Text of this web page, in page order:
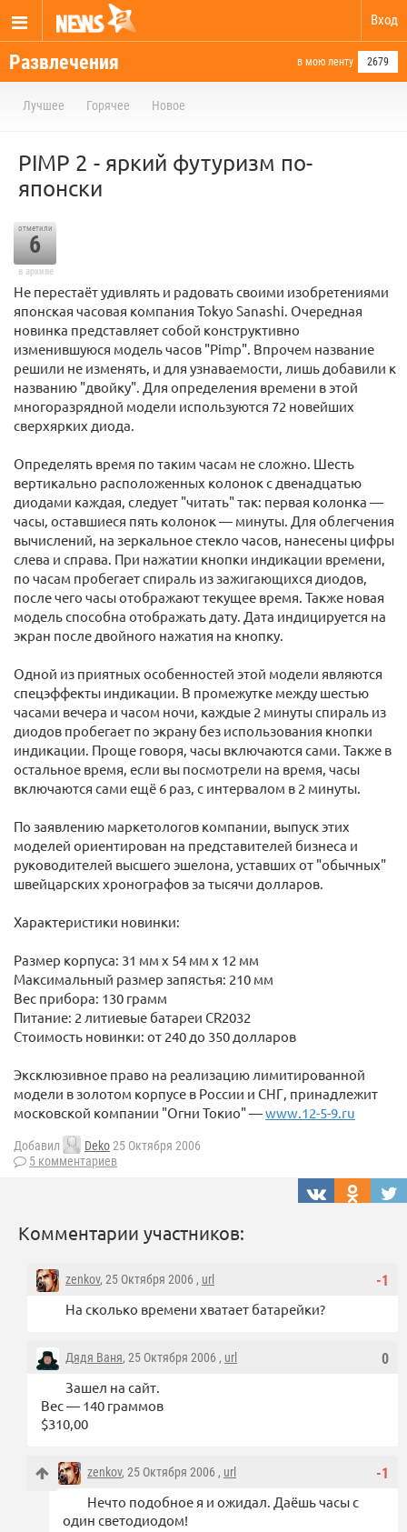
Вход
Развлечения в мою ленту 2679
Лучшее Горячее Новое
PIMP 2 - яркий футуризм по-
японски
отметили
6
в архиве
Не перестаёт удивлять и радовать своими изобретениями
японская часовая компания Tokyo Sanashi. Очередная
новинка представляет собой конструктивно
изменившуюся модель часов "Pimp". Впрочем название
решили не изменять, и для узнаваемости, лишь добавили к
названию "двойку". Для определения времени в этой
многоразрядной модели используются 72 новейших
сверхярких диода.
Определять время по таким часам не сложно. Шесть
вертикально расположенных колонок с двенадцатью
диодами каждая, следует "читать" так: первая колонка —
часы, оставшиеся пять колонок — минуты. Для облегчения
вычислений, на зеркальное стекло часов, нанесены цифры
слева и справа. При нажатии кнопки индикации времени,
по часам пробегает спираль из зажигающихся диодов,
после чего часы отображают текущее время. Также новая
модель способна отображать дату. Дата индицируется на
экран после двойного нажатия на кнопку.
Одной из приятных особенностей этой модели являются
спецэффекты индикации. В промежутке между шестью
часами вечера и часом ночи, каждые 2 минуты спираль из
диодов пробегает по экрану без использования кнопки
индикации. Проще говоря, часы включаются сами. Также в
остальное время, если вы посмотрели на время, часы
включаются сами ещё 6 раз, с интервалом в 2 минуты.
По заявлению маркетологов компании, выпуск этих
моделей ориентирован на представителей бизнеса и
руководителей высшего эшелона, уставших от "обычных"
швейцарских хронографов за тысячи долларов.
Характеристики новинки:
Размер корпуса: 31 мм х 54 мм х 12 мм
Максимальный размер запястья: 210 мм
Вес прибора: 130 грамм
Питание: 2 литиевые батареи CR2032
Стоимость новинки: от 240 до 350 долларов
Эксклюзивное право на реализацию лимитированной
модели в золотом корпусе в России и СНГ, принадлежит
московской компании "Огни Токио" —www.12-5-9.ru
Добавил Deko25 Октября 2006
5 комментариев
Комментарии участников:
-1
zenkov, 25 Октября 2006 , url
На сколько времени хватает батарейки?
0
Дядя Ваня, 25 Октября 2006 , url
Зашел на сайт.
Вес — 140 граммов
$310,00
-1
zenkov, 25 Октября 2006 , url
Нечто подобное я и ожидал. Даёшь часы с
один светодиодом!